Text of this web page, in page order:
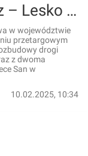
DK84 na odcinku Zagórz – Lesko zostanie rozbudowana. Otwarto oferty na prace przygotowawcze
w województwie
przetargowym
drogi
z dwoma
San w
10.02.2025, 10:34